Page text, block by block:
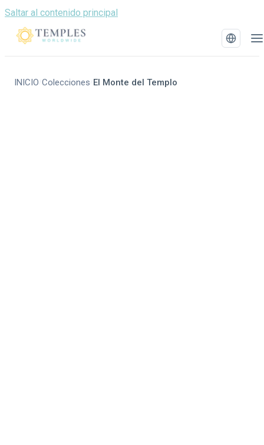
Saltar al contenido principal
INICIO /Colecciones / El Monte del Templo